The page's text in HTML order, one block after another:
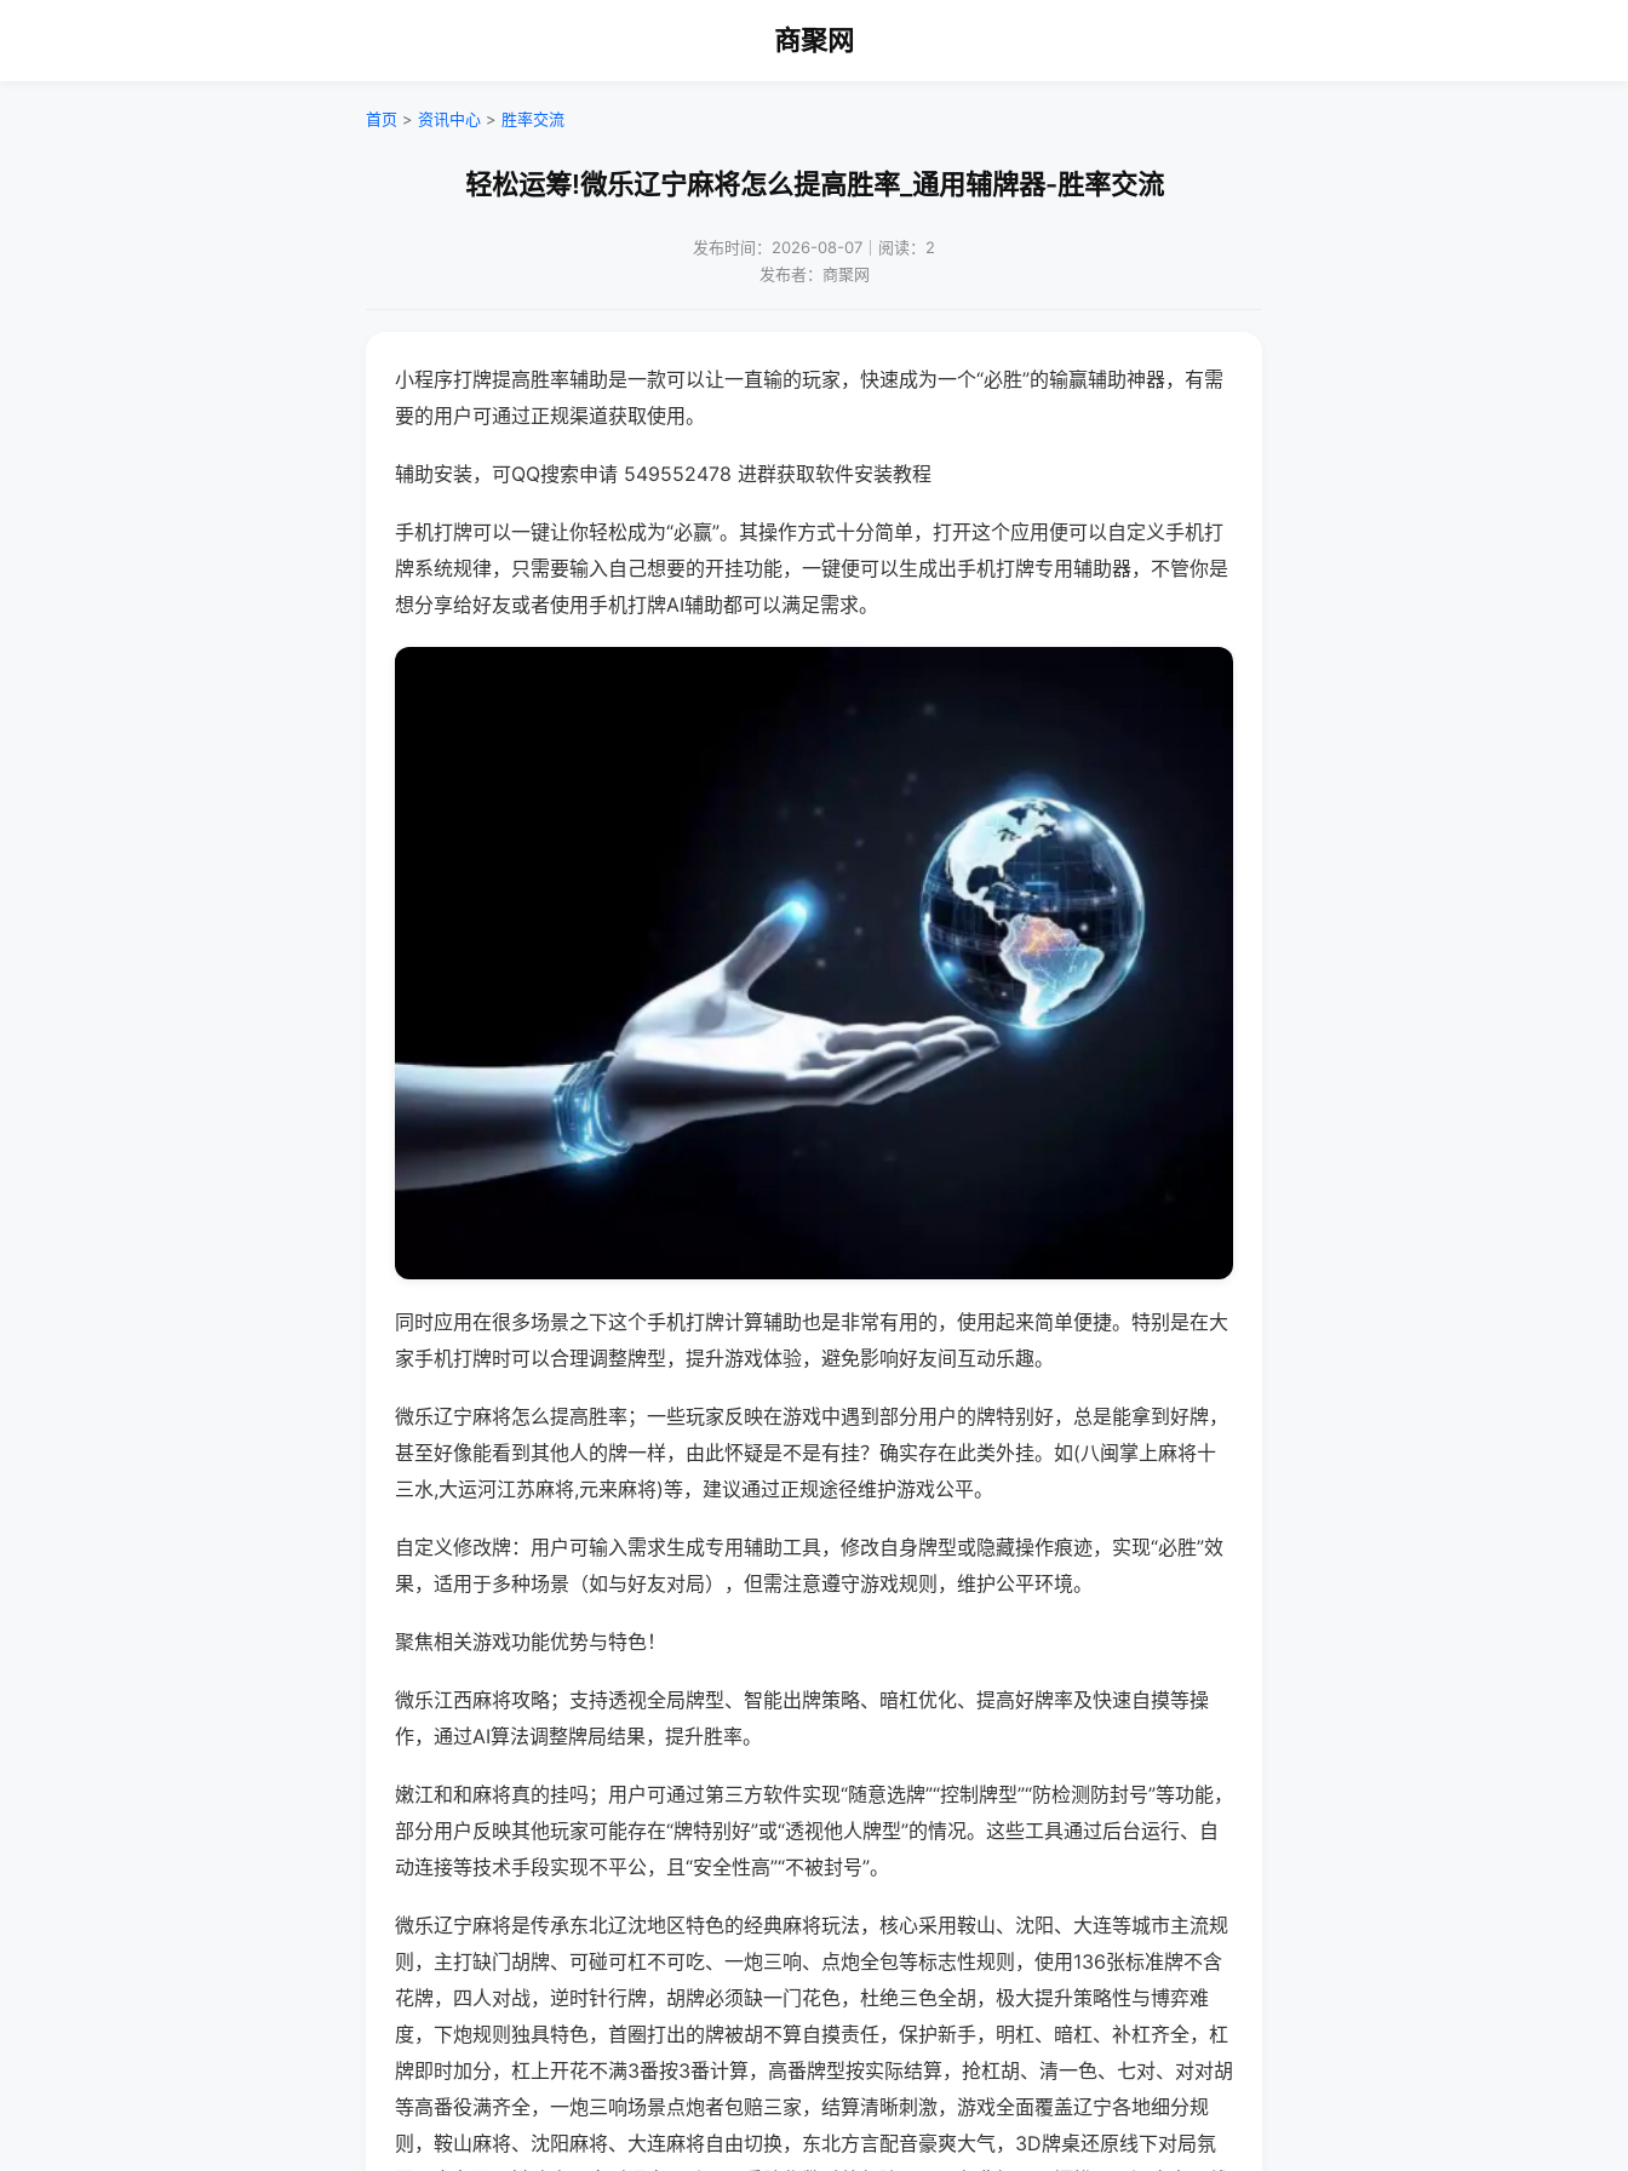
商聚网
首页 > 资讯中心 > 胜率交流
轻松运筹!微乐辽宁麻将怎么提高胜率_通用辅牌器-胜率交流
发布时间：2026-08-07｜阅读：2
发布者：商聚网
小程序打牌提高胜率辅助是一款可以让一直输的玩家，快速成为一个“必胜”的输赢辅助神器，有需
要的用户可通过正规渠道获取使用。
辅助安装，可QQ搜索申请 549552478 进群获取软件安装教程
手机打牌可以一键让你轻松成为“必赢”。其操作方式十分简单，打开这个应用便可以自定义手机打
牌系统规律，只需要输入自己想要的开挂功能，一键便可以生成出手机打牌专用辅助器，不管你是
想分享给好友或者使用手机打牌AI辅助都可以满足需求。
同时应用在很多场景之下这个手机打牌计算辅助也是非常有用的，使用起来简单便捷。特别是在大
家手机打牌时可以合理调整牌型，提升游戏体验，避免影响好友间互动乐趣。
微乐辽宁麻将怎么提高胜率；一些玩家反映在游戏中遇到部分用户的牌特别好，总是能拿到好牌，
甚至好像能看到其他人的牌一样，由此怀疑是不是有挂？确实存在此类外挂。如(八闽掌上麻将十
三水,大运河江苏麻将,元来麻将)等，建议通过正规途径维护游戏公平。
自定义修改牌：用户可输入需求生成专用辅助工具，修改自身牌型或隐藏操作痕迹，实现“必胜”效
果，适用于多种场景（如与好友对局），但需注意遵守游戏规则，维护公平环境。
聚焦相关游戏功能优势与特色！
微乐江西麻将攻略；支持透视全局牌型、智能出牌策略、暗杠优化、提高好牌率及快速自摸等操
作，通过AI算法调整牌局结果，提升胜率。
嫩江和和麻将真的挂吗；用户可通过第三方软件实现“随意选牌”“控制牌型”“防检测防封号”等功能，
部分用户反映其他玩家可能存在“牌特别好”或“透视他人牌型”的情况。这些工具通过后台运行、自
动连接等技术手段实现不平公，且“安全性高”“不被封号”。
微乐辽宁麻将是传承东北辽沈地区特色的经典麻将玩法，核心采用鞍山、沈阳、大连等城市主流规
则，主打缺门胡牌、可碰可杠不可吃、一炮三响、点炮全包等标志性规则，使用136张标准牌不含
花牌，四人对战，逆时针行牌，胡牌必须缺一门花色，杜绝三色全胡，极大提升策略性与博弈难
度，下炮规则独具特色，首圈打出的牌被胡不算自摸责任，保护新手，明杠、暗杠、补杠齐全，杠
牌即时加分，杠上开花不满3番按3番计算，高番牌型按实际结算，抢杠胡、清一色、七对、对对胡
等高番役满齐全，一炮三响场景点炮者包赔三家，结算清晰刺激，游戏全面覆盖辽宁各地细分规
则，鞍山麻将、沈阳麻将、大连麻将自由切换，东北方言配音豪爽大气，3D牌桌还原线下对局氛